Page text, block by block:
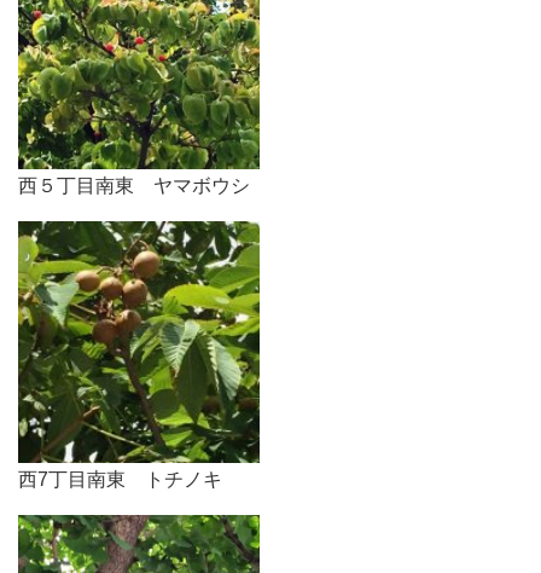
西５丁目南東 ヤマボウシ
西7丁目南東 トチノキ